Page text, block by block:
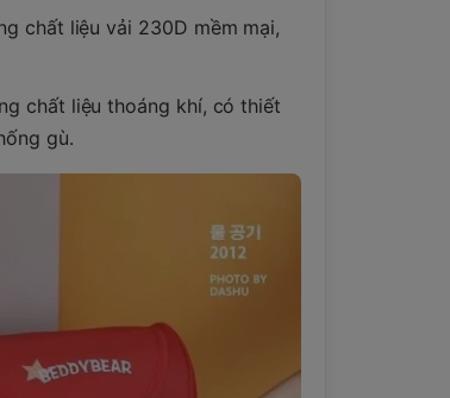
chất liệu vải 230D mềm mại,
chất liệu thoáng khí, có thiết
gù.